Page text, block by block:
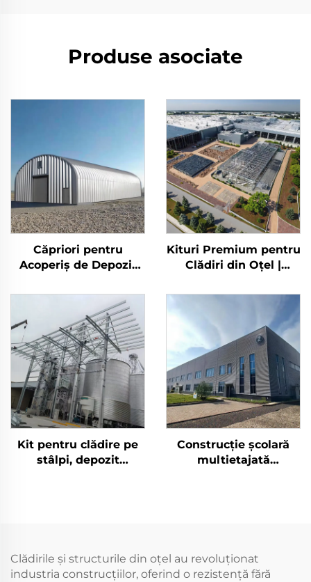
Produse asociate
Căpriori pentru
Acoperiș de Depozit
Metalică de Tip
Hambar Rezistentă
din Oțel pentru
Depozitare
Kituri Premium pentru
Clădiri din Oțel |
Depozite din Oțel |
Kit pentru clădire pe
stâlpi, depozit
Construcție școlară
multietajată
Clădirile și structurile din oțel au revoluționat
industria construcțiilor, oferind o rezistență fără